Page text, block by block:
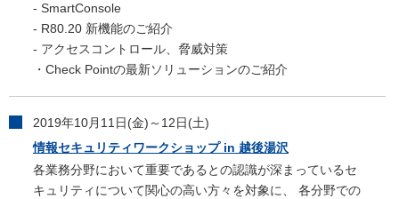
- SmartConsole
- R80.20 新機能のご紹介
- アクセスコントロール、脅威対策
・Check Pointの最新ソリューションのご紹介
2019年10月11日(金)～12日(土)
情報セキュリティワークショップ in 越後湯沢
各業務分野において重要であるとの認識が深まっているセ
キュリティについて関心の高い方々を対象に、 各分野での